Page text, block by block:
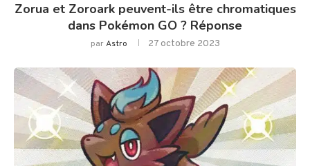
Zorua et Zoroark peuvent-ils être chromatiques
dans Pokémon GO ? Réponse
parAstro 27 octobre 2023